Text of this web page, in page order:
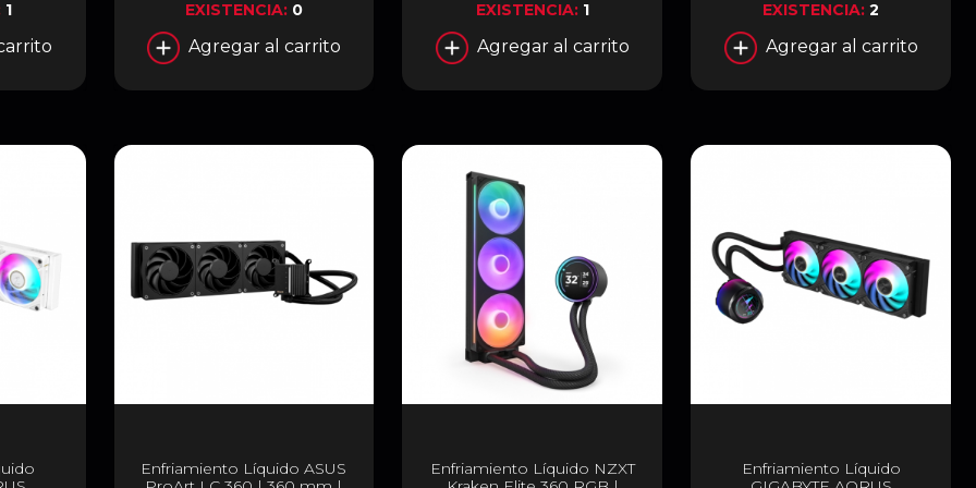
1 EXISTENCIA: 0
Agregar al carrito
EXISTENCIA: 1
Agregar al carrito
EXISTENCIA:2
Agregar al carrito
Enfriamiento Líquido ASUS
Enfriamiento Líquido NZXT
Enfriamiento Líquido